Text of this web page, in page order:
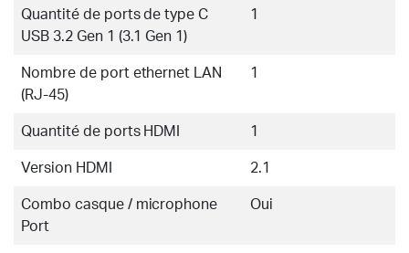
Quantité de ports de type C
USB 3.2 Gen 1 (3.1 Gen 1)
1
Nombre de port ethernet LAN
(RJ-45)
1
Quantité de ports HDMI 1
Version HDMI 2.1
Combo casque / microphone
Port
Oui